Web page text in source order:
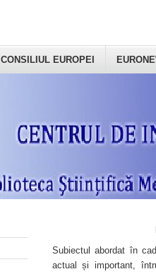
CONSILIUL EUROPEI
Subiectul abordat în
actual și important,